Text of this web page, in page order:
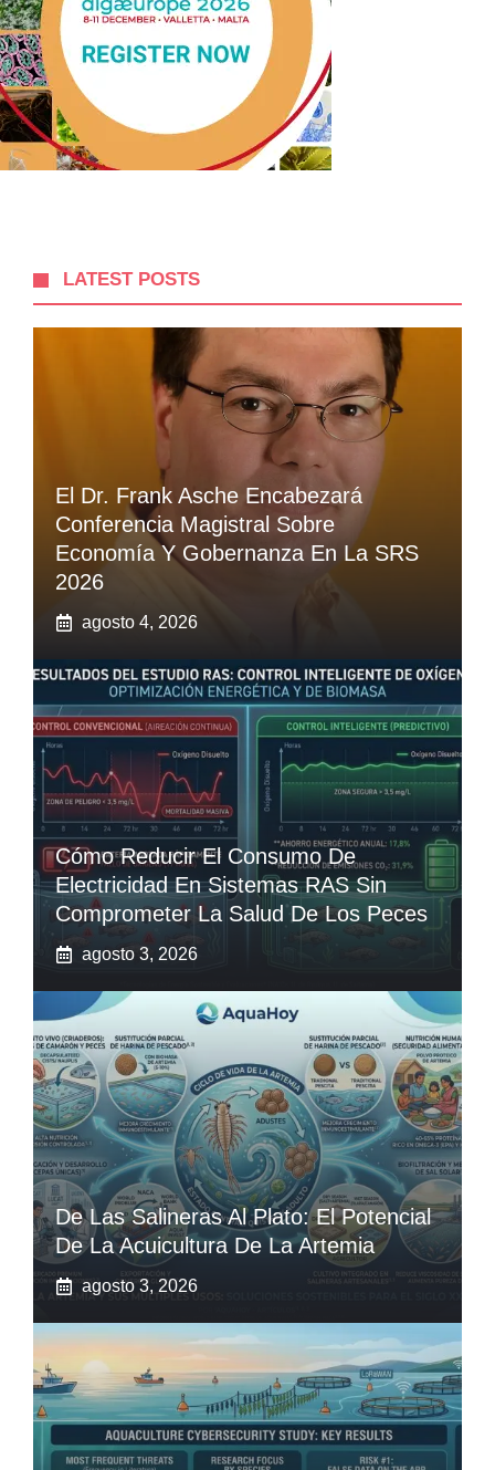
LATEST POSTS
El Dr. Frank Asche Encabezará
Conferencia Magistral Sobre
Economía Y Gobernanza En La SRS
2026
agosto 4, 2026
Cómo Reducir El Consumo De
Electricidad En Sistemas RAS Sin
Comprometer La Salud De Los Peces
agosto 3, 2026
De Las Salineras Al Plato: El Potencial
De La Acuicultura De La Artemia
agosto 3, 2026